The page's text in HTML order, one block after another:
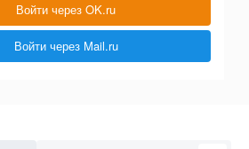
Войти через OK.ru
Войти через Mail.ru